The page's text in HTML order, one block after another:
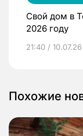
Свой дом в
2026 году
21:40 / 10.07.26
Похожие